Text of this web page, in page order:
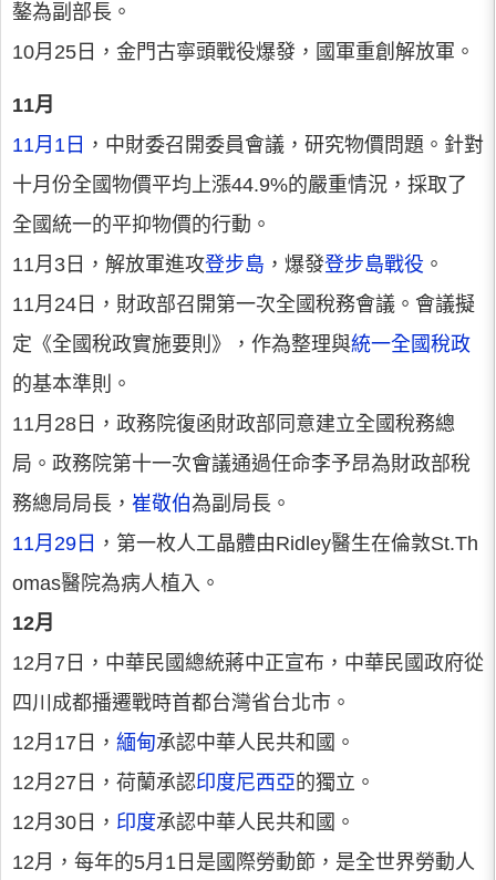
鏊為副部長。
10月25日，金門古寧頭戰役爆發，國軍重創解放軍。
11月
11月1日 ，中財委召開委員會議，研究物價問題。針對
十月份全國物價平均上漲44.9%的嚴重情況，採取了
全國統一的平抑物價的行動。
11月3日，解放軍進攻登步島 ，爆發登步島戰役 。
11月24日，財政部召開第一次全國稅務會議。會議擬
定《全國稅政實施要則》，作為整理與統一全國稅政
的基本準則。
11月28日，政務院復函財政部同意建立全國稅務總
局。政務院第十一次會議通過任命李予昂為財政部稅
務總局局長， 崔敬伯為副局長。
11月29日 ，第一枚人工晶體由Ridley醫生在倫敦St.Th
omas醫院為病人植入。
12月
12月7日，中華民國總統蔣中正宣布，中華民國政府從
四川成都播遷戰時首都台灣省台北市。
12月17日， 緬甸承認中華人民共和國。
12月27日，荷蘭承認印度尼西亞的獨立。
12月30日， 印度承認中華人民共和國。
12月，每年的5月1日是國際勞動節，是全世界勞動人